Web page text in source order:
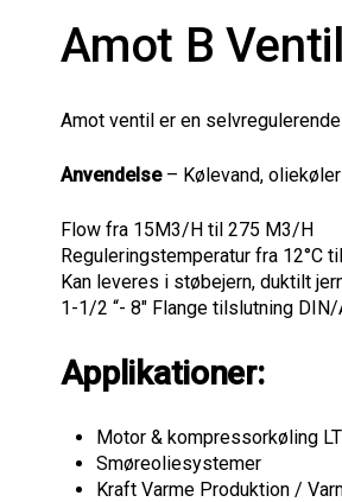
Amot B Ventil
Amot ventil er en
Anvendelse– Kølevand, oliekøler
Flow fra 15M3/H til 275 M3/H
Reguleringstemperatur fra 12°C
Kan leveres i støbejern, duktilt
1-1/2 “- 8″ Flange tilslutning DIN/
Applikationer:
Motor & kompressorkøling
Smøreoliesystemer
Kraft Varme Produktion /